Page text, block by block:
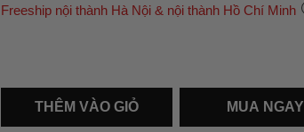
Freeship nội thành Hà Nội & nội thành Hồ Chí Minh
Hồ Chí Minh).
THÊM VÀO GIỎ MUA NGAY